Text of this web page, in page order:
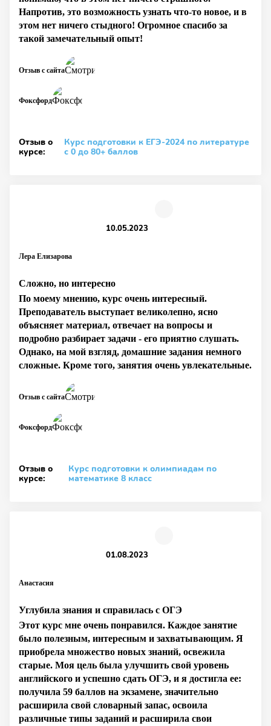
Напротив, это возможность узнать что-то новое, и в
этом нет ничего стыдного! Огромное спасибо за
такой замечательный опыт!
Фоксфорд
Отзыв с сайта
Отзыв о
курсе:
Курс подготовки к ЕГЭ-2024 по литературе
с 0 до 80+ баллов
Лера Елизарова
10.05.2023
Сложно, но интересно
По моему мнению, курс очень интересный.
Преподаватель выступает великолепно, ясно
объясняет материал, отвечает на вопросы и
подробно разбирает задачи - его приятно слушать.
Однако, на мой взгляд, домашние задания немного
сложные. Кроме того, занятия очень увлекательные.
Фоксфорд
Отзыв с сайта
Отзыв о
курсе:
Курс подготовки к олимпиадам по
математике 8 класс
Анастасия
01.08.2023
Углубила знания и справилась с ОГЭ
Этот курс мне очень понравился. Каждое занятие
было полезным, интересным и захватывающим. Я
приобрела множество новых знаний, освежила
старые. Моя цель была улучшить свой уровень
английского и успешно сдать ОГЭ, и я достигла ее:
получила 59 баллов на экзамене, значительно
расширила свой словарный запас, освоила
различные типы заданий и расширила свои